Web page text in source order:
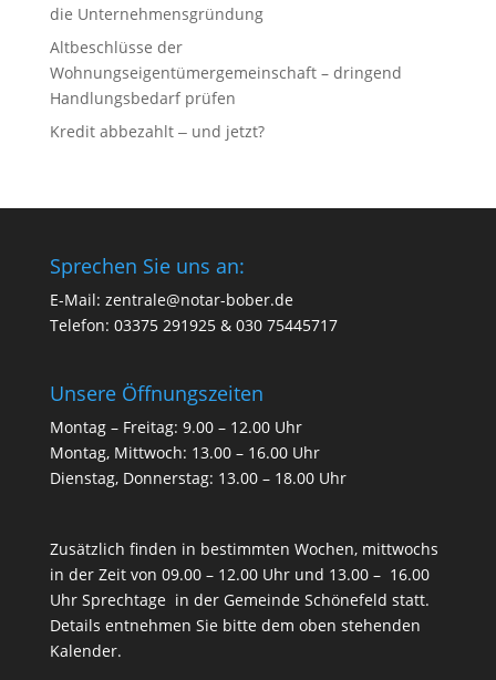
die Unternehmensgründung
Altbeschlüsse der
Wohnungseigentümergemeinschaft – dringend
Handlungsbedarf prüfen
Kredit abbezahlt ‒ und jetzt?
Sprechen Sie uns an:
E-Mail: zentrale@notar-bober.de
Telefon: 03375 291925 & 030 75445717
Unsere Öffnungszeiten
Montag – Freitag: 9.00 – 12.00 Uhr
Montag, Mittwoch: 13.00 – 16.00 Uhr
Dienstag, Donnerstag: 13.00 – 18.00 Uhr
Zusätzlich finden in bestimmten Wochen, mittwochs
in der Zeit von 09.00 – 12.00 Uhr und 13.00 – 16.00
Uhr Sprechtage in der Gemeinde Schönefeld statt.
Details entnehmen Sie bitte dem oben stehenden
Kalender.